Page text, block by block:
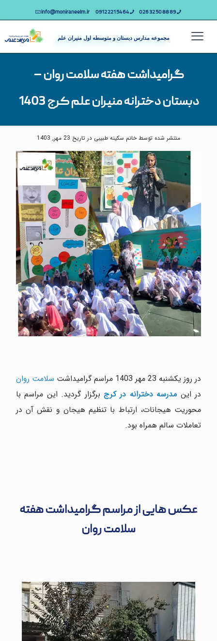
89 88 50 32 026
64 54 221 0912
info@moniraneelm.ir
مجموعه مدارس دبستان و متوسطه اول منیران علم
گرامیداشت هفته سلامت روان –
دبستان دخترانه منیران علم کرج 1403
منتشر شده توسط خانم سکینه طبیبی در تاریخ 23 مهر, 1403
در روز یکشنبه 23 مهر 1403 مراسم گرامیداشت
سلامت روان
در این مدرسه دخترانه در کرج برگزار گردید. این مراسم با
محوریت هیجانات، ارتباط با تنظیم هیجان و نقش آن در
تعاملات سالم همراه بود.
عکس هایی از مراسم گرامیداشت هفته
سلامت روان